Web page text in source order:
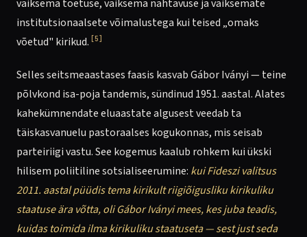
väiksema toetuse, väiksema nähtavuse ja väiksemate
institutsionaalsete võimalustega kui teised „omaks
võetud" kirikud. [5]
Selles seitsmeaastases faasis kasvab Gábor Iványi — teine
põlvkond isa-poja tandemis, sündinud 1951. aastal. Alates
kahekümnendate eluaastate algusest veedab ta
täiskasvanuelu pastoraalses kogukonnas, mis seisab
parteiriigi vastu. See kogemus kaalub rohkem kui ükski
hilisem poliitiline sotsialiseerumine: kui Fideszi valitsus
2011. aastal püüdis tema kirikult riigiõigusliku kirikuliku
staatuse ära võtta, oli Gábor Iványi mees, kes juba teadis,
kuidas toimida ilma kirikuliku staatuseta — sest just seda